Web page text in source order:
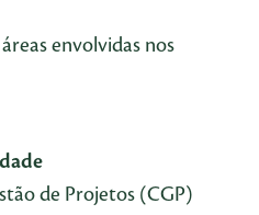
envolvidas nos
de Projetos (CGP)